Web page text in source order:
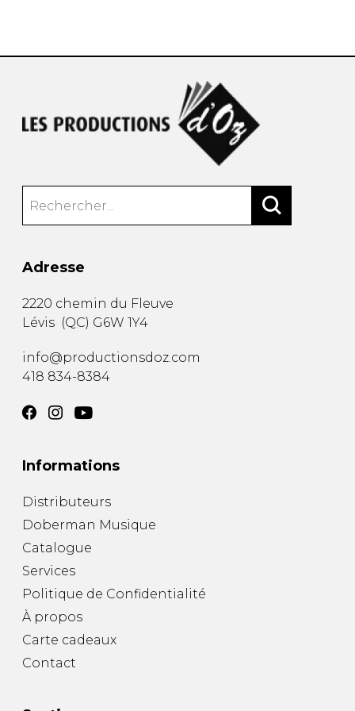
Adresse
2220 chemin du Fleuve
Lévis (QC) G6W 1Y4
info@productionsdoz.com
418 834-8384
Informations
Distributeurs
Doberman Musique
Catalogue
Services
Politique de Confidentialité
À propos
Carte cadeaux
Contact